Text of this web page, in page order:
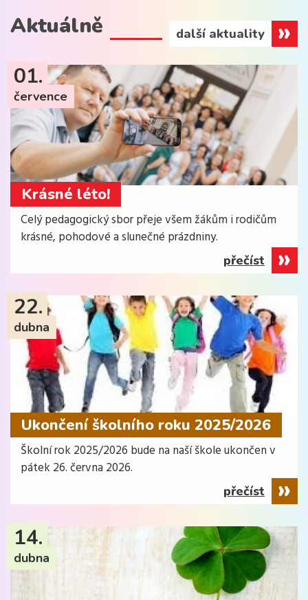
Aktuálně další aktuality
Krásné léto!
01.
července
Celý pedagogický sbor přeje všem žákům i rodičům
krásné, pohodové a slunečné prázdniny.
přečíst
Ukončení školního roku 2025/2026
22.
dubna
Školní rok 2025/2026 bude na naší škole ukončen v
pátek 26. června 2026.
přečíst
14.
dubna